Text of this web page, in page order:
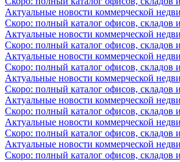
Актуальные новости коммерческой
Скоро: полный каталог офисов, складов
Актуальные новости коммерческой
Скоро: полный каталог офисов, складов
Актуальные новости коммерческой
Скоро: полный каталог офисов, складов
Актуальные новости коммерческой
Скоро: полный каталог офисов, складов
Актуальные новости коммерческой
Скоро: полный каталог офисов, складов
Актуальные новости коммерческой
Скоро: полный каталог офисов, складов
Актуальные новости коммерческой
Скоро: полный каталог офисов, складов